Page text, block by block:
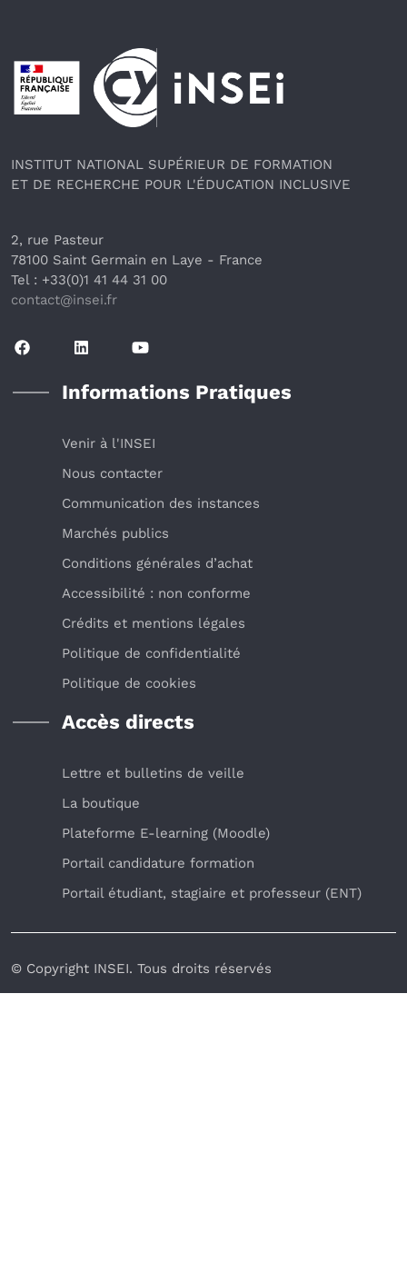
Pied de page
INSTITUT NATIONAL SUPÉRIEUR DE FORMATION
ET DE RECHERCHE POUR L'ÉDUCATION INCLUSIVE
2, rue Pasteur
78100 Saint Germain en Laye - France
Tel : +33(0)1 41 44 31 00
contact@insei.fr
Informations Pratiques
Venir à l'INSEI
Nous contacter
Communication des instances
Marchés publics
Conditions générales d’achat
Accessibilité : non conforme
Crédits et mentions légales
Politique de confidentialité
Politique de cookies
Accès directs
Lettre et bulletins de veille
La boutique
Plateforme E-learning (Moodle)
Portail candidature formation
Portail étudiant, stagiaire et professeur (ENT)
© Copyright INSEI. Tous droits réservés